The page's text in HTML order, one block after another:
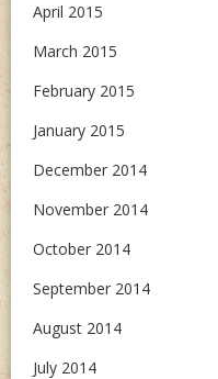
April 2015
March 2015
February 2015
January 2015
December 2014
November 2014
October 2014
September 2014
August 2014
July 2014